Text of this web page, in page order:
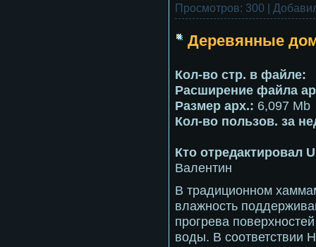
Просмотров: 300 |
Деревянные
Кол-во стр. в файле:
Расширение файла
Размер арх.: 6,097 Mb
Кол-во пользов. за
Кто отредактировал
Валентин
В традиционном
влажность
прогрева
воды. В соответствии